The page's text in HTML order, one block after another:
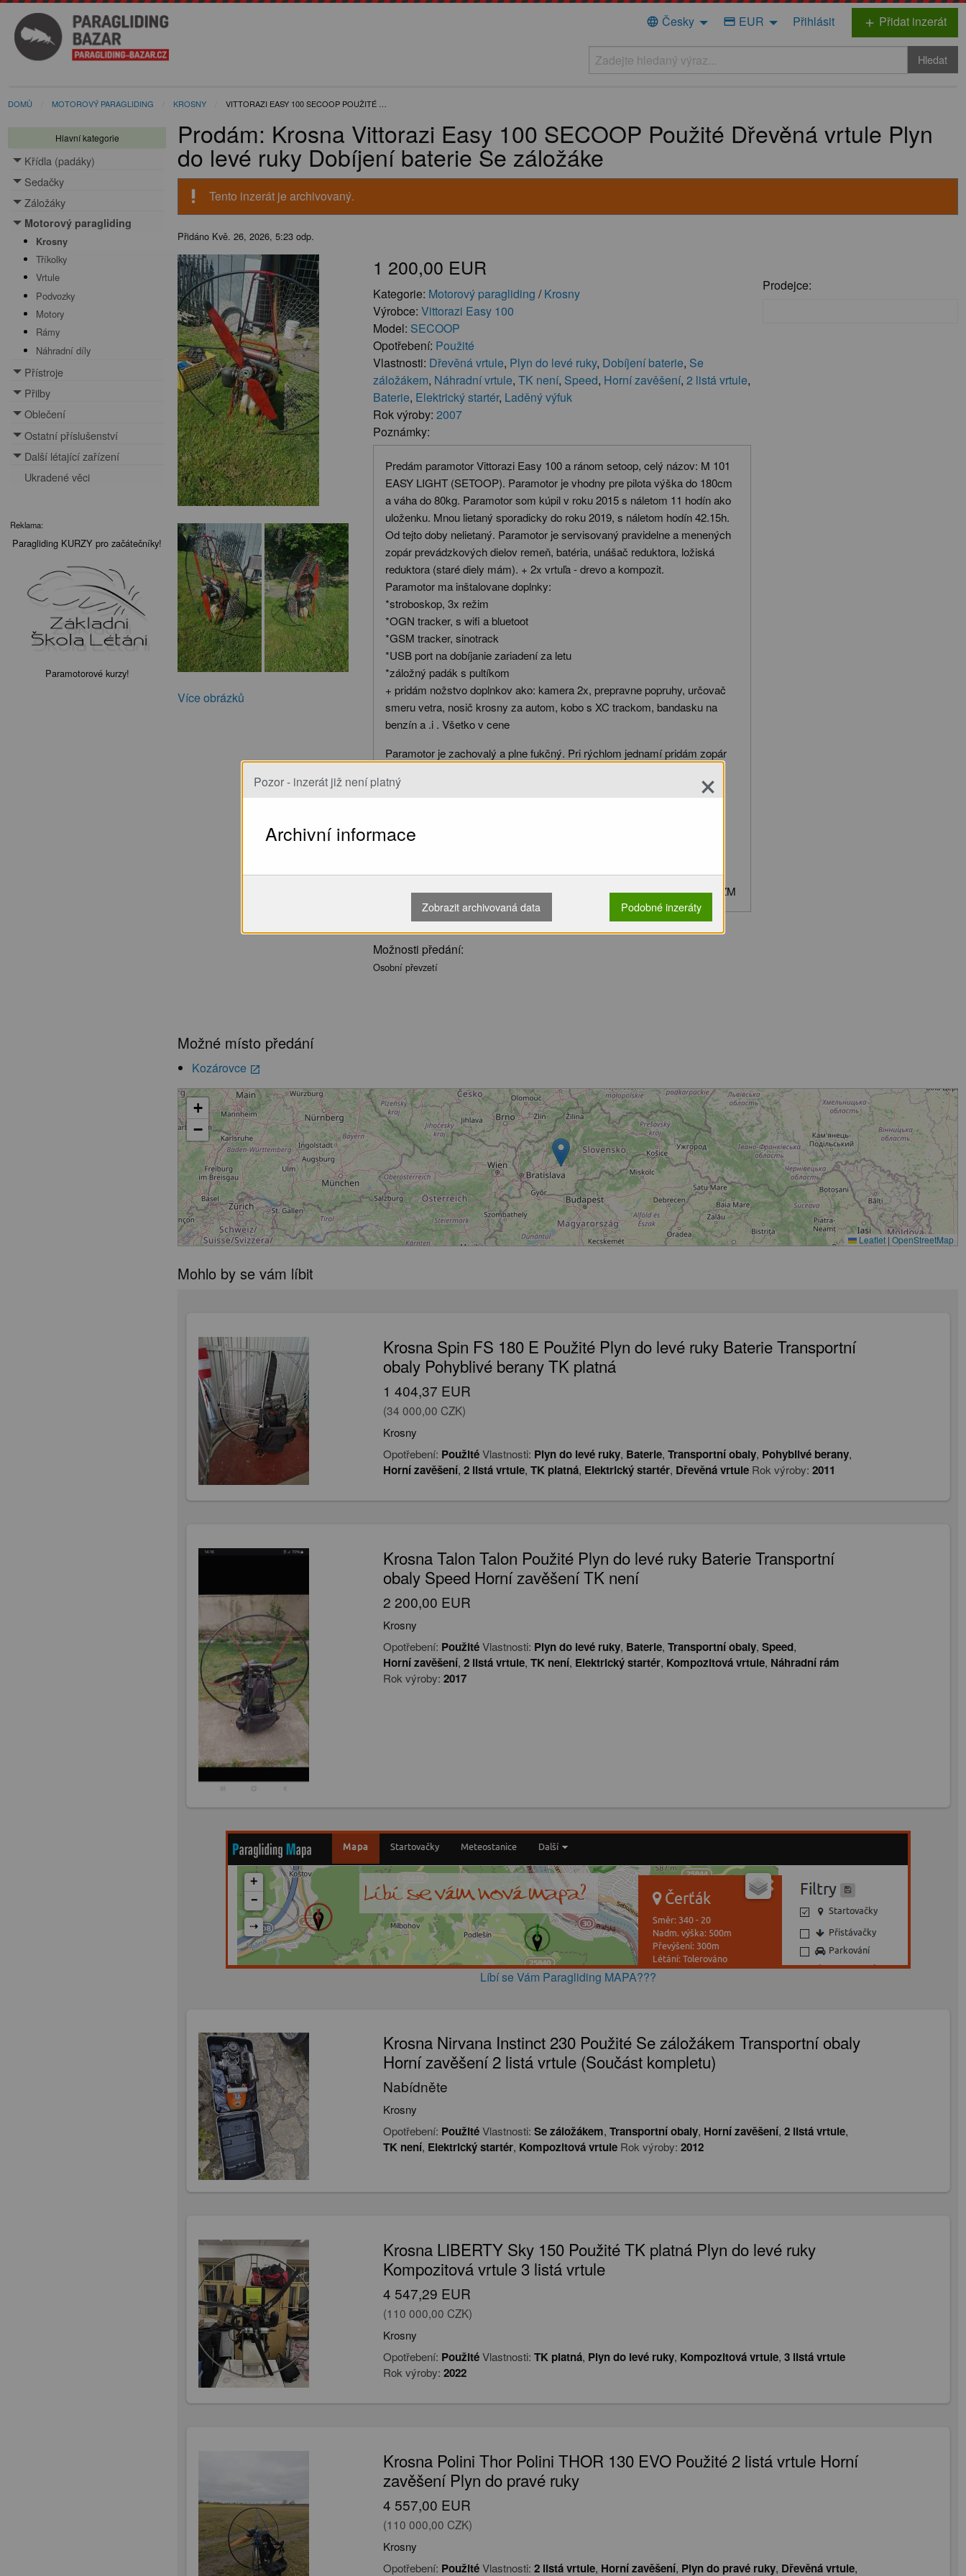
language Česky credit_card EUR Přihlásit add Přidat inzerát
Hledat
DOMŮ MOTOROVÝ PARAGLIDING KROSNY VITTORAZI EASY 100 SECOOP POUŽITÉ …
Hlavní kategorie
Křídla (padáky)
Toggle menu
Sedačky
Toggle menu
Záložáky
Toggle menu
Motorový paragliding
Toggle menu
Krosny
Tříkolky
Vrtule
Podvozky
Motory
Rámy
Náhradní díly
Přístroje
Toggle menu
Přilby
Toggle menu
Oblečení
Toggle menu
Ostatní příslušenství
Toggle menu
Další létající zařízení
Toggle menu
Ukradené věci
Reklama:
Paragliding KURZY pro začátečníky!
Paramotorové kurzy!
Prodám: Krosna Vittorazi Easy 100 SECOOP Použité Dřevěná vrtule Plyn
do levé ruky Dobíjení baterie Se záložáke
priority_high Tento inzerát je archivovaný.
Přidáno Kvě. 26, 2026, 5:23 odp.
Více obrázků
1 200,00 EUR
Kategorie: Motorový paragliding /Krosny
Výrobce: Vittorazi Easy 100
Model: SECOOP
Opotřebení: Použité
Vlastnosti: Dřevěná vrtule, Plyn do levé ruky, Dobíjení baterie, Se
záložákem, Náhradní vrtule, TK není, Speed, Horní zavěšení, 2 listá vrtule,
Baterie, Elektrický startér, Laděný výfuk
Rok výroby: 2007
Poznámky:
Predám paramotor Vittorazi Easy 100 a ránom setoop, celý názov: M 101
EASY LIGHT (SETOOP). Paramotor je vhodny pre pilota výška do 180cm
a váha do 80kg. Paramotor som kúpil v roku 2015 s náletom 11 hodín ako
uloženku. Mnou lietaný sporadicky do roku 2019, s náletom hodín 42.15h.
Od tejto doby nelietaný. Paramotor je servisovaný pravidelne a menených
zopár prevádzkových dielov remeň, batéria, unášač reduktora, ložiská
reduktora (staré diely mám). + 2x vrtuľa - drevo a kompozit.
Paramotor ma inštalovane doplnky:
*stroboskop, 3x režim
*OGN tracker, s wifi a bluetoot
*GSM tracker, sinotrack
*USB port na dobíjanie zariadení za letu
*záložný padák s pultíkom
+ pridám nožstvo doplnkov ako: kamera 2x, prepravne popruhy, určovač
smeru vetra, nosič krosny za autom, kobo s XC trackom, bandasku na
benzín a .i . Všetko v cene
Paramotor je zachovalý a plne fukčný. Pri rýchlom jednamí pridám zopár
(ku paramotoru možnosť dokúpiť aj motorový klzák Velvet 23 / 2012 od
Link na video:
https://youtube.com/shorts/JHrHB1Ib7UY
https://www.youtube.com/watch?v=_8_Ymffsd6Q&ab_channel=RomanZM
Možnosti předání:
Osobní převzetí
Prodejce:
Možné místo předání
Kozárovce launch
Načítání...
+
−
Leaflet | OpenStreetMap
Mohlo by se vám líbit
Krosna Spin FS 180 E Použité Plyn do levé ruky Baterie Transportní
obaly Pohyblivé berany TK platná
1 404,37 EUR
(34 000,00 CZK)
Krosny
Opotřebení: PoužitéVlastnosti: Plyn do levé ruky, Baterie, Transportní obaly, Pohyblivé berany,
Horní zavěšení, 2 listá vrtule, TK platná, Elektrický startér, Dřevěná vrtuleRok výroby: 2011
Krosna Talon Talon Použité Plyn do levé ruky Baterie Transportní
obaly Speed Horní zavěšení TK není
2 200,00 EUR
Krosny
Opotřebení: PoužitéVlastnosti: Plyn do levé ruky, Baterie, Transportní obaly, Speed,
Horní zavěšení, 2 listá vrtule, TK není, Elektrický startér, Kompozitová vrtule, Náhradní rám
Rok výroby: 2017
Líbí se Vám Paragliding MAPA???
Krosna Nirvana Instinct 230 Použité Se záložákem Transportní obaly
Horní zavěšení 2 listá vrtule (Součást kompletu)
Nabídněte
Krosny
Opotřebení: PoužitéVlastnosti: Se záložákem, Transportní obaly, Horní zavěšení, 2 listá vrtule,
TK není, Elektrický startér, Kompozitová vrtuleRok výroby: 2012
Krosna LIBERTY Sky 150 Použité TK platná Plyn do levé ruky
Kompozitová vrtule 3 listá vrtule
4 547,29 EUR
(110 000,00 CZK)
Krosny
Opotřebení: PoužitéVlastnosti: TK platná, Plyn do levé ruky, Kompozitová vrtule, 3 listá vrtule
Rok výroby: 2022
Krosna Polini Thor Polini THOR 130 EVO Použité 2 listá vrtule Horní
zavěšení Plyn do pravé ruky
4 557,00 EUR
(110 000,00 CZK)
Krosny
Opotřebení: PoužitéVlastnosti: 2 listá vrtule, Horní zavěšení, Plyn do pravé ruky, Dřevěná vrtule,
Pozor - inzerát již není platný ×
Archivní informace
Zobrazit archivovaná data Podobné inzeráty